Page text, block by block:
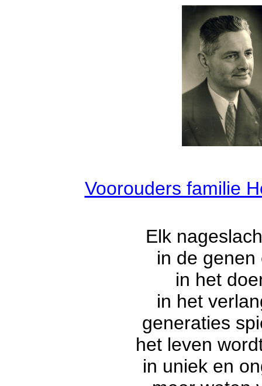
Voorouders familie
Elk
in de
in het
in het
generaties
het leven
in uniek en